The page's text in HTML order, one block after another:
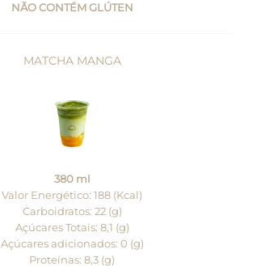
NÃO CONTÉM GLÚTEN
MATCHA MANGA
380 ml
Valor Energético: 188 (Kcal)
Carboidratos: 22 (g)
Açúcares Totais: 8,1 (g)
Açúcares adicionados: 0 (g)
Proteínas: 8,3 (g)